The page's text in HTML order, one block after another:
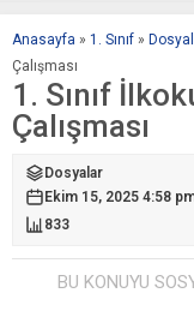
Anasayfa » 1. Sınıf »
Çalışması
1. Sınıf
Çalışması
Dosyalar
Ekim 15, 2025 4:58
833
BU KONUYU